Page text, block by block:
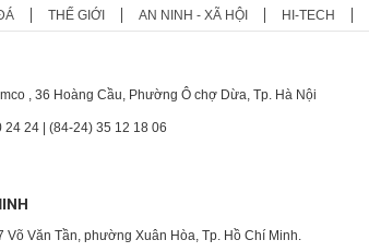
THẾ GIỚI AN NINH - XÃ HỘI HI-TECH
, 36 Hoàng Cầu, Phường Ô chợ Dừa, Tp. Hà Nội
24 | (84-24) 35 12 18 06
Võ Văn Tần, phường Xuân Hòa, Tp. Hồ Chí Minh.